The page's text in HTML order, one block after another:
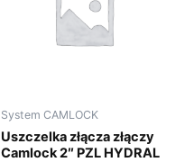
System CAMLOCK
Uszczelka złącza złączy
Camlock 2″ PZL HYDRAL